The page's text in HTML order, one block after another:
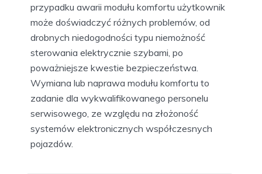
przypadku awarii modułu komfortu użytkownik
może doświadczyć różnych problemów, od
drobnych niedogodności typu niemożność
sterowania elektrycznie szybami, po
poważniejsze kwestie bezpieczeństwa.
Wymiana lub naprawa modułu komfortu to
zadanie dla wykwalifikowanego personelu
serwisowego, ze względu na złożoność
systemów elektronicznych współczesnych
pojazdów.